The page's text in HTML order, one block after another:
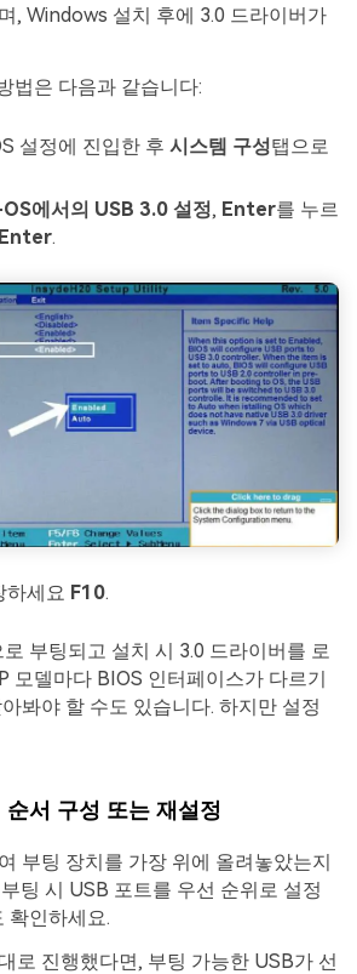
, Windows 설치 후에 3.0 드라이버가
법은 다음과 같습니다:
설정에 진입한 후 시스템 구성탭으로
에서의 USB 3.0 설정, Enter를 누르
Enter.
하세요 F10.
부팅되고 설치 시 3.0 드라이버를 로
모델마다 BIOS 인터페이스가 다르기
봐야 할 수도 있습니다. 하지만 설정
서 구성 또는 재설정
부팅 장치를 가장 위에 올려놓았는지
팅 시 USB 포트를 우선 순위로 설정
확인하세요.
로 진행했다면, 부팅 가능한 USB가 선